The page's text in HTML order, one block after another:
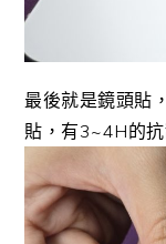
最後就是鏡頭貼
貼，有3~4H的